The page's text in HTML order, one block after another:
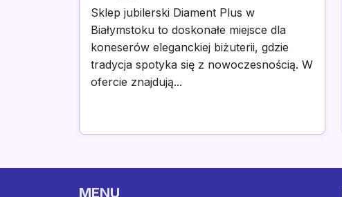
Sklep jubilerski Diament Plus w
Białymstoku to doskonałe miejsce dla
koneserów eleganckiej biżuterii, gdzie
tradycja spotyka się z nowoczesnością. W
ofercie znajdują...
MENU